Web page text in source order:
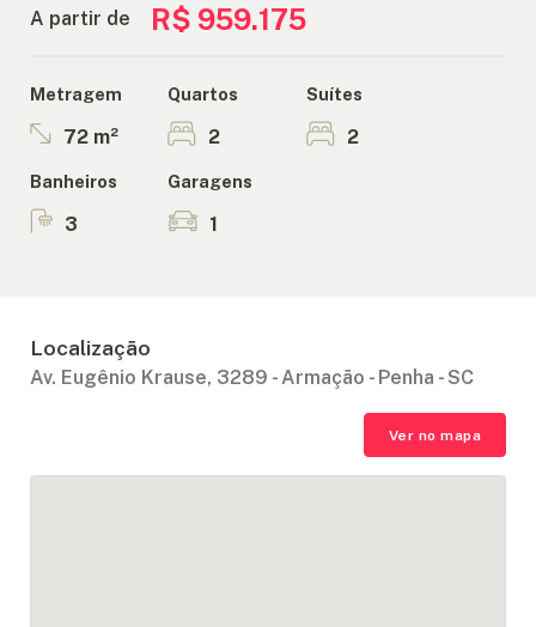
A partir de R$ 959.175
Metragem
72 m²
Quartos
2
Suítes
2
Banheiros
3
Garagens
1
Localização
Av. Eugênio Krause, 3289 - Armação - Penha - SC
Ver no mapa